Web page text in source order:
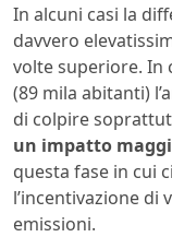
In alcuni casi la
davvero
volte superiore. In
(89 mila abitanti)
di colpire
un impatto
questa fase in cui
l’incentivazione di
emissioni.